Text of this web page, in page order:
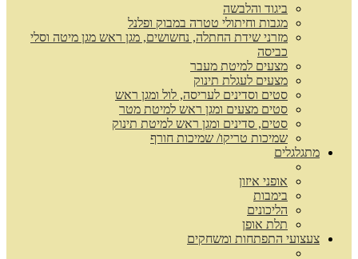
ביגוד והלבשה
מגבות וחיתולי טטרה במבוק ופלנל
מזרני שידת החתלה, נחשושים, מגן ראש מגן מיטה וסלי
כביסה
מצעים למיטת מעבר
מצעים לעגלת תינוק
סטים וסדינים לעריסה, לול ומגן ראש
סטים מצעים ומגן ראש למיטת מטר
סטים, סדינים ומגן ראש למיטת תינוק
שמיכות טריקו/ שמיכות חורף
מתגלגלים
אופני איזון
בימבות
הליכונים
תלת אופן
צעצועי התפתחות ומשחקים